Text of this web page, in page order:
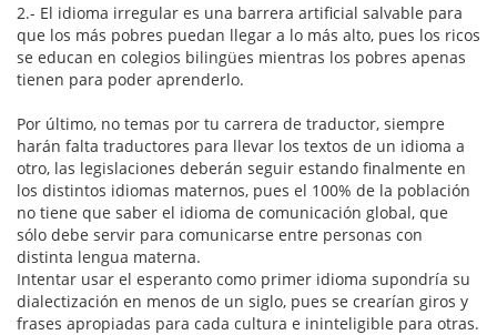
2.- El idioma irregular es una barrera artificial salvable para
que los más pobres puedan llegar a lo más alto, pues los ricos
se educan en colegios bilingües mientras los pobres apenas
tienen para poder aprenderlo.
Por último, no temas por tu carrera de traductor, siempre
harán falta traductores para llevar los textos de un idioma a
otro, las legislaciones deberán seguir estando finalmente en
los distintos idiomas maternos, pues el 100% de la población
no tiene que saber el idioma de comunicación global, que
sólo debe servir para comunicarse entre personas con
distinta lengua materna.
Intentar usar el esperanto como primer idioma supondría su
dialectización en menos de un siglo, pues se crearían giros y
frases apropiadas para cada cultura e ininteligible para otras.